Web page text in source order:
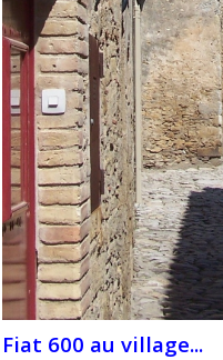
Fiat 600 au village...